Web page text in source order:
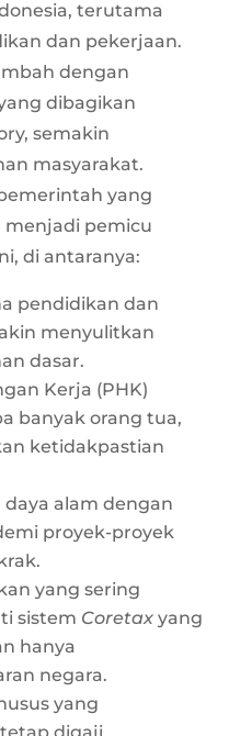
terutama
dan pekerjaan.
dengan
dibagikan
semakin
masyarakat.
yang
pemicu
di antaranya:
pendidikan dan
menyulitkan
dasar.
Kerja (PHK)
banyak orang tua,
ketidakpastian
alam dengan
proyek-proyek
yang sering
sistem Coretaxyang
hanya
negara.
yang